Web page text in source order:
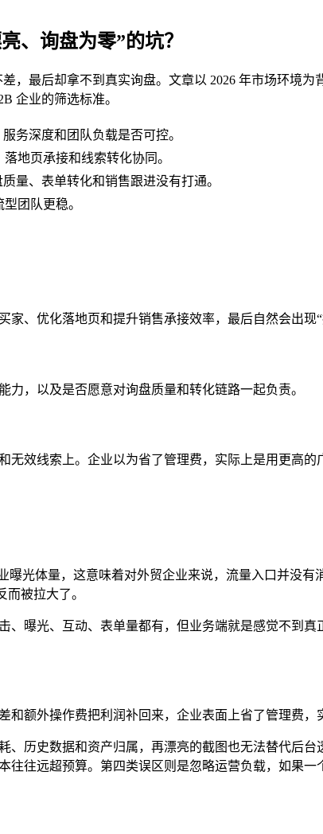
、询盘为零”的坑？
，最后却拿不到真实询盘。文章以 2026 年市场环境
企业的筛选标准。
务深度和团队负载是否可控。
地页承接和线索转化协同。
量、表单转化和销售跟进没有打通。
团队更稳。
、优化落地页和提升销售承接效率，最后自然会出现“
，以及是否愿意对询盘质量和转化链路一起负责。
效线索上。企业以为省了管理费，实际上是用更高的
曝光体量，这意味着对外贸企业来说，流量入口并没
被拉大了。
曝光、互动、表单量都有，但业务端就是感觉不到
额外操作费把利润补回来，企业表面上省了管理费，
历史数据和资产归属，再漂亮的截图也无法替代后台
往远超预算。第四类误区则是忽略运营负载，如果